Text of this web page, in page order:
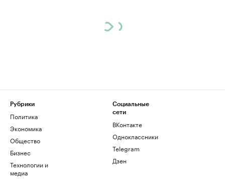
Рубрики
Политика
Экономика
Общество
Бизнес
Технологии и
медиа
Социальные
сети
ВКонтакте
Одноклассники
Telegram
Дзен